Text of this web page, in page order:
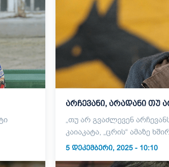
არჩევანი, არადანი თუ
„თუ არ გვაძლევენ
კაიაკატა, „ცრის“ ამაზე
5 ᲓᲔᲙᲔᲛᲑᲔᲠᲘ, 2025 - 10:10